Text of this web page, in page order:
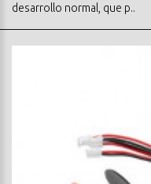
desarrollo normal, que p..